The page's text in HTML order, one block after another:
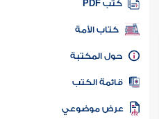
كتب PDF
كتاب الأمة
المكتبة
الكتب